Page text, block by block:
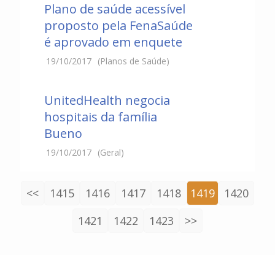
Plano de saúde acessível
proposto pela FenaSaúde
é aprovado em enquete
19/10/2017 (Planos de Saúde)
UnitedHealth negocia
hospitais da família
Bueno
19/10/2017 (Geral)
<< 1415 1416 1417 1418 1419
1420
1421
1422 1423 >>